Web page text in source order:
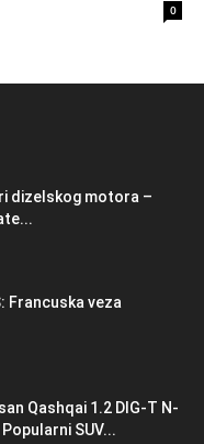
0
dizelskog motora –
Francuska veza
Qashqai 1.2 DIG-T N-
SUV...